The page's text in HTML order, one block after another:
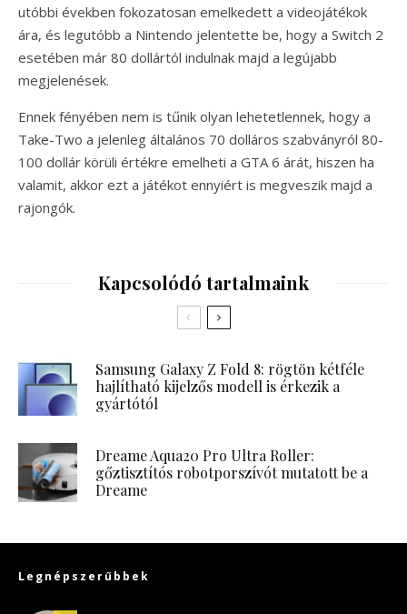
utóbbi években fokozatosan emelkedett a videojátékok
ára, és legutóbb a Nintendo jelentette be, hogy a Switch 2
esetében már 80 dollártól indulnak majd a legújabb
megjelenések.
Ennek fényében nem is tűnik olyan lehetetlennek, hogy a
Take-Two a jelenleg általános 70 dolláros szabványról 80-
100 dollár körüli értékre emelheti a GTA 6 árát, hiszen ha
valamit, akkor ezt a játékot ennyiért is megveszik majd a
rajongók.
Kapcsolódó tartalmaink
Samsung Galaxy Z Fold 8: rögtön kétféle
hajlítható kijelzős modell is érkezik a
gyártótól
Dreame Aqua20 Pro Ultra Roller:
gőztisztítós robotporszívót mutatott be a
Dreame
Legnépszerűbbek